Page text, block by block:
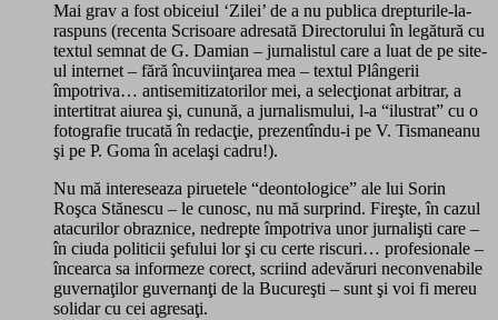
Mai grav a fost obiceiul ‘Zilei’ de a nu publica drepturile-la-
raspuns (recenta Scrisoare adresată Directorului în legătură cu
textul semnat de G. Damian – jurnalistul care a luat de pe site-
ul internet – fără încuviinţarea mea – textul Plângerii
împotriva… antisemitizatorilor mei, a selecţionat arbitrar, a
intertitrat aiurea şi, cunună, a jurnalismului, l-a “ilustrat” cu o
fotografie trucată în redacţie, prezentîndu-i pe V. Tismaneanu
şi pe P. Goma în acelaşi cadru!).
Nu mă intereseaza piruetele “deontologice” ale lui Sorin
Roşca Stănescu – le cunosc, nu mă surprind. Fireşte, în cazul
atacurilor obraznice, nedrepte împotriva unor jurnalişti care –
în ciuda politicii şefului lor şi cu certe riscuri… profesionale –
încearca sa informeze corect, scriind adevăruri neconvenabile
guvernaţilor guvernanţi de la Bucureşti – sunt şi voi fi mereu
solidar cu cei agresaţi.